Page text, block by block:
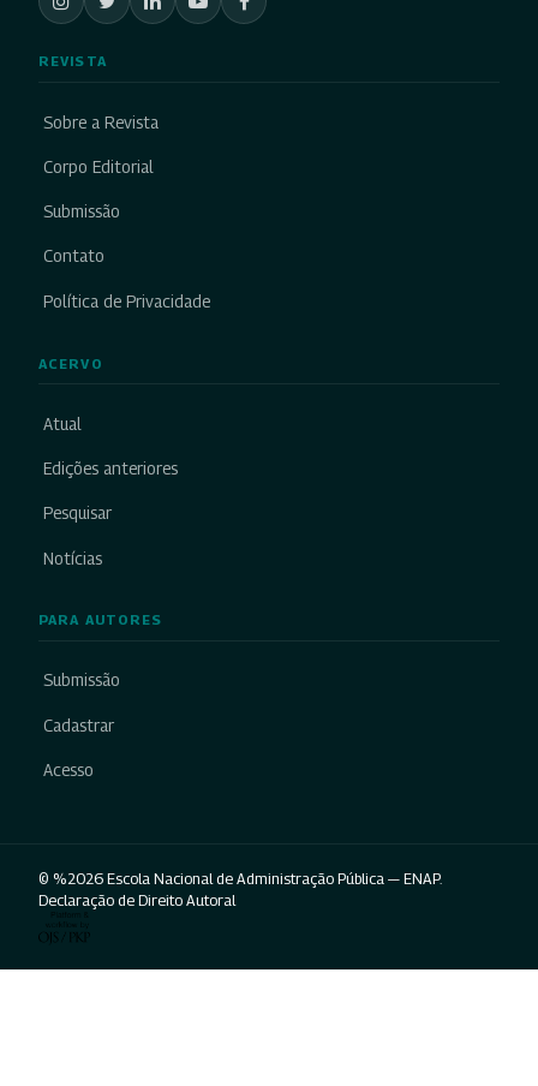
REVISTA
Sobre a Revista
Corpo Editorial
Submissão
Contato
Política de Privacidade
ACERVO
Atual
Edições anteriores
Pesquisar
Notícias
PARA AUTORES
Submissão
Cadastrar
Acesso
© %2026 Escola Nacional de Administração Pública — ENAP.
Declaração de Direito Autoral